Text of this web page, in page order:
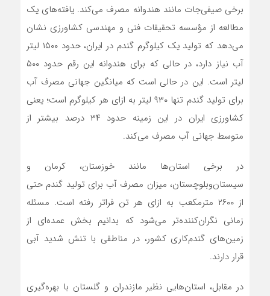
برخی صیفی‌جات مانند هندوانه مصرف می‌کند. یافته‌های یک
مطالعه از مؤسسه تحقیقات فنی و مهندسی کشاورزی نشان
می‌دهد که تولید یک کیلوگرم گندم در ایران، حدود ۱۵۰۰ لیتر
آب نیاز دارد، در حالی که برای هندوانه این رقم حدود ۵۰۰
لیتر است. این در حالی است که میانگین جهانی مصرف آب
برای تولید گندم تنها ۹۳۰ لیتر به ازای هر کیلوگرم است؛ یعنی
کشاورزی ایران در این زمینه حدود ۳۴ درصد بیشتر از
متوسط جهانی آب مصرف می‌کند.
در برخی استان‌ها مانند خوزستان، کرمان و
سیستان‌وبلوچستان، میزان مصرف آب برای تولید گندم حتی
از ۲۶۰۰ مترمکعب به ازای هر تن فراتر رفته است. مسئله
زمانی نگران‌کننده‌تر می‌شود که بدانیم بخش عمده‌ای از
زمین‌های گندم‌کاری کشور، در مناطقی با تنش شدید آبی
قرار دارند.
در مقابل، استان‌هایی نظیر مازندران و گلستان با بهره‌گیری